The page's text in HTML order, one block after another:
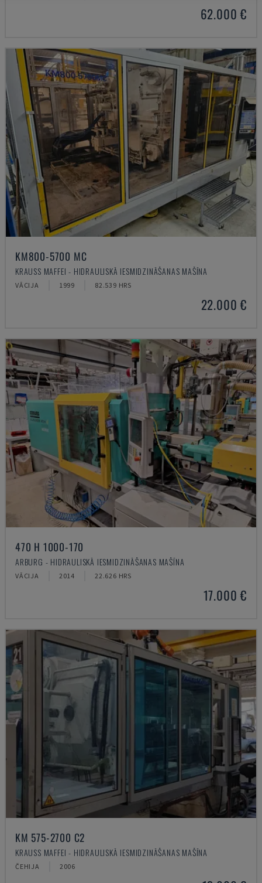
62.000 €
KM800-5700 MC
KRAUSS MAFFEI - HIDRAULISKĀ IESMIDZINĀŠANAS MAŠĪNA
VĀCIJA 1999 82.539 HRS
22.000 €
470 H 1000-170
ARBURG - HIDRAULISKĀ IESMIDZINĀŠANAS MAŠĪNA
VĀCIJA 2014 22.626 HRS
17.000 €
KM 575-2700 C2
KRAUSS MAFFEI - HIDRAULISKĀ IESMIDZINĀŠANAS MAŠĪNA
ČEHIJA 2006